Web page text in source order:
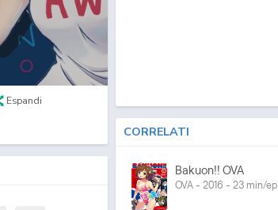
Espandi
CORRELATI
Bakuon!! OVA
OVA - 2016 - 23 min/ep